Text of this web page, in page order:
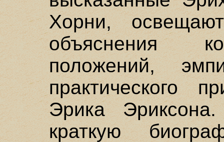
Хорни,
объяснения
положений,
практического
Эрика
краткую